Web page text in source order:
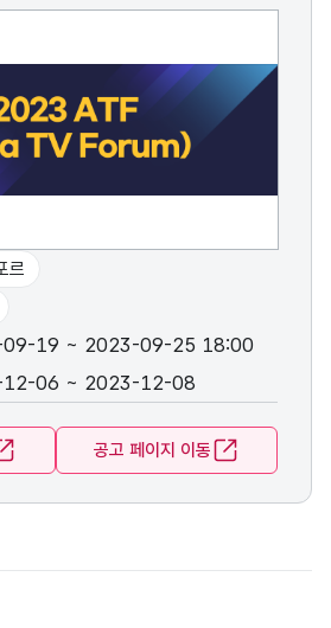
르
19 ~ 2023-09-25 18:00
06 ~ 2023-12-08
공고 페이지 이동